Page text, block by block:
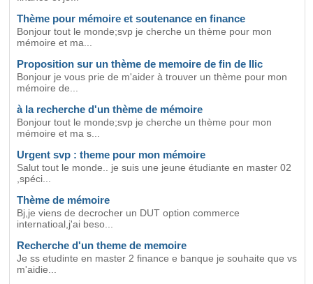
Thème pour mémoire et soutenance en finance
Bonjour tout le monde;svp je cherche un thème pour mon
mémoire et ma...
Proposition sur un thème de memoire de fin de llic
Bonjour je vous prie de m'aider à trouver un thème pour mon
mémoire de...
à la recherche d'un thème de mémoire
Bonjour tout le monde;svp je cherche un thème pour mon
mémoire et ma s...
Urgent svp : theme pour mon mémoire
Salut tout le monde.. je suis une jeune étudiante en master 02
,spéci...
Thème de mémoire
Bj,je viens de decrocher un DUT option commerce
internatioal,j'ai beso...
Recherche d'un theme de memoire
Je ss etudinte en master 2 finance e banque je souhaite que vs
m'aidie...